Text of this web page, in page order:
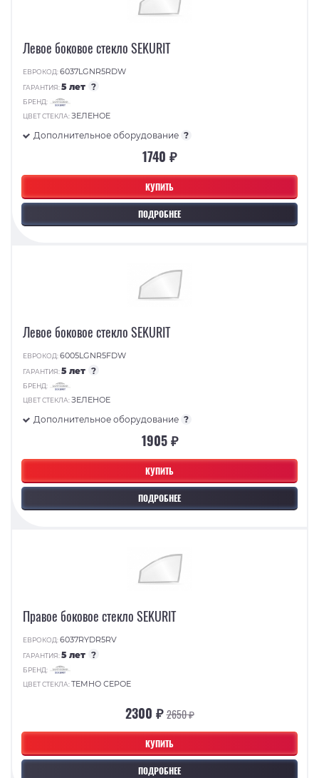
КУПИТЬ
ПОДРОБНЕЕ
Левое боковое стекло SEKURIT
ЕВРОКОД:6037LGNR5RDW
ГАРАНТИЯ:5 лет ?
БРЕНД:
ЦВЕТ СТЕКЛА:ЗЕЛЕНОЕ
Дополнительное оборудование ?
1740 ₽
КУПИТЬ
ПОДРОБНЕЕ
Левое боковое стекло SEKURIT
ЕВРОКОД:6005LGNR5FDW
ГАРАНТИЯ:5 лет ?
БРЕНД:
ЦВЕТ СТЕКЛА:ЗЕЛЕНОЕ
Дополнительное оборудование ?
1905 ₽
КУПИТЬ
ПОДРОБНЕЕ
Правое боковое стекло SEKURIT
ЕВРОКОД:6037RYDR5RV
ГАРАНТИЯ:5 лет ?
БРЕНД:
ЦВЕТ СТЕКЛА:ТЕМНО СЕРОЕ
2300 ₽2650 ₽